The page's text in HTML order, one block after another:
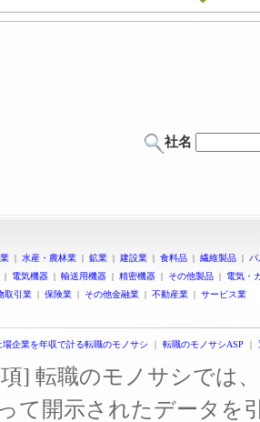
社名
| 水産・農林業 | 鉱業 | 建設業 | 食料品 | 繊維製品 |
| 電気機器 | 輸送用機器 | 精密機器 | その他製品 | 電気・
取引業 | 保険業 | その他金融業 | 不動産業 | サービス業
場企業を年収で計る転職のモノサシ ｜ 転職のモノサシASP ｜
] 転職のモノサシでは
て開示されたデータを